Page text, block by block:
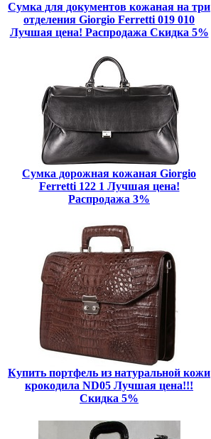
Сумка для документов кожаная на три
отделения Giorgio Ferretti 019 010
Лучшая цена! Распродажа Скидка 5%
Сумка дорожная кожаная Giorgio
Ferretti 122 1 Лучшая цена!
Распродажа 3%
Купить портфель из натуральной кожи
крокодила ND05 Лучшая цена!!!
Скидка 5%